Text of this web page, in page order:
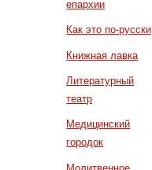
епархии
Как это по-русски
Книжная лавка
Литературный
театр
Медицинский
городок